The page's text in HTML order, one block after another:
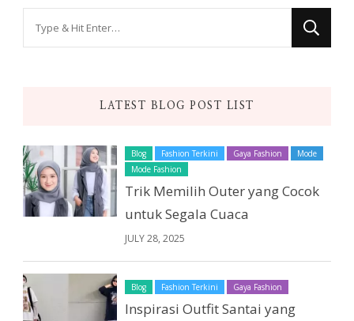
LATEST BLOG POST LIST
Blog Fashion Terkini Gaya Fashion
Mode
Mode Fashion
Trik Memilih Outer yang Cocok
untuk Segala Cuaca
JULY 28, 2025
Blog Fashion Terkini Gaya Fashion
Inspirasi Outfit Santai yang